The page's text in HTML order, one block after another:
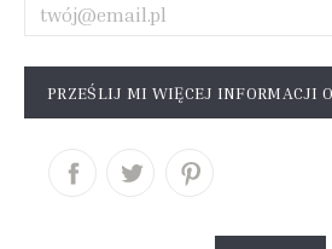
PRZEŚLIJ MI WIĘCEJ INFORMACJI